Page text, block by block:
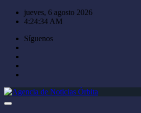
Saltar
jueves, 6 agosto 2026
4:24:34 AM
Síguenos